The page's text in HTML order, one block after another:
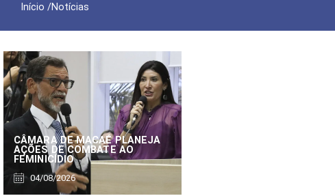
Início /Notícias
CÂMARA DE MACAÉ PLANEJA
AÇÕES DE COMBATE AO
FEMINICÍDIO
04/08/2026